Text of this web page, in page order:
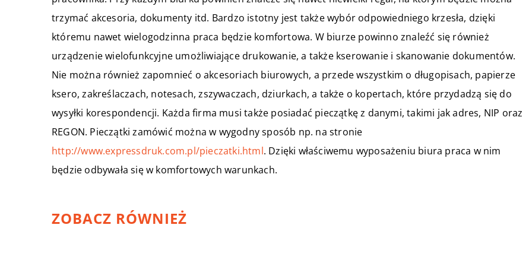
trzymać akcesoria, dokumenty itd. Bardzo istotny jest także wybór odpowiedniego krzesła, dzięki
któremu nawet wielogodzinna praca będzie komfortowa. W biurze powinno znaleźć się również
urządzenie wielofunkcyjne umożliwiające drukowanie, a także kserowanie i skanowanie dokumentów.
Nie można również zapomnieć o akcesoriach biurowych, a przede wszystkim o długopisach, papierze
ksero, zakreślaczach, notesach, zszywaczach, dziurkach, a także o kopertach, które przydadzą się do
wysyłki korespondencji. Każda firma musi także posiadać pieczątkę z danymi, takimi jak adres, NIP oraz
REGON. Pieczątki zamówić można w wygodny sposób np. na stronie
http://www.expressdruk.com.pl/pieczatki.html. Dzięki właściwemu wyposażeniu biura praca w nim
będzie odbywała się w komfortowych warunkach.
ZOBACZ RÓWNIEŻ